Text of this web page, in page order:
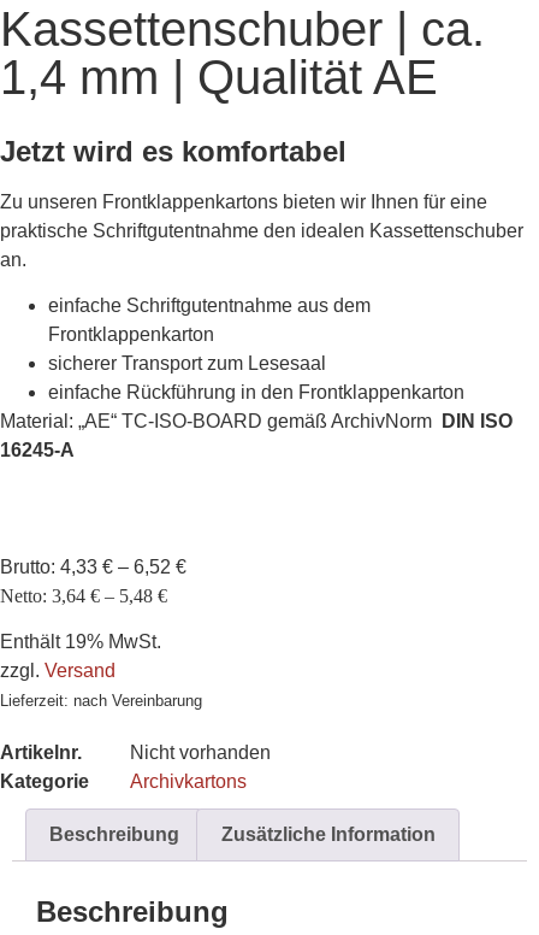
Kassettenschuber | ca.
1,4 mm | Qualität AE
Jetzt wird es komfortabel
Zu unseren Frontklappenkartons bieten wir Ihnen für eine
praktische Schriftgutentnahme den idealen Kassettenschuber
an.
einfache Schriftgutentnahme aus dem
Frontklappenkarton
sicherer Transport zum Lesesaal
einfache Rückführung in den Frontklappenkarton
Material: „AE“ TC-ISO-BOARD gemäß ArchivNorm
DIN ISO
16245-A
Brutto: 4,33 € – 6,52 €
Netto: 3,64 € – 5,48 €
Enthält 19% MwSt.
zzgl. Versand
Lieferzeit: nach Vereinbarung
Artikelnr.
Nicht vorhanden
Kategorie
Archivkartons
Beschreibung Zusätzliche Information
Beschreibung